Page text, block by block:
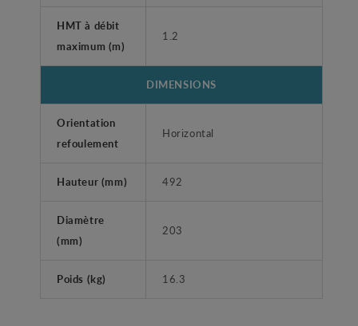
HMT à débit
maximum (m)
1.2
DIMENSIONS
Orientation
refoulement
Horizontal
Hauteur (mm) 492
Diamètre
(mm)
203
Poids (kg) 16.3